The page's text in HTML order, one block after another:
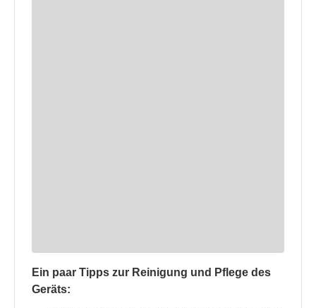
Ein paar Tipps zur Reinigung und Pflege des
Geräts: